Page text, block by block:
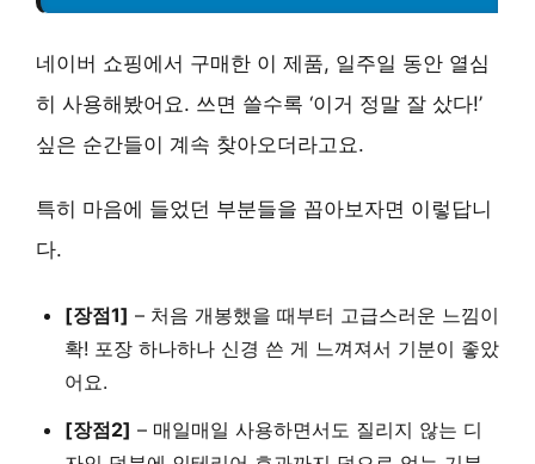
네이버 쇼핑에서 구매한 이 제품, 일주일 동안 열심
히 사용해봤어요. 쓰면 쓸수록 ‘이거 정말 잘 샀다!’
싶은 순간들이 계속 찾아오더라고요.
특히 마음에 들었던 부분들을 꼽아보자면 이렇답니
다.
[장점1] – 처음 개봉했을 때부터 고급스러운 느낌이
확! 포장 하나하나 신경 쓴 게 느껴져서 기분이 좋았
어요.
[장점2] – 매일매일 사용하면서도 질리지 않는 디